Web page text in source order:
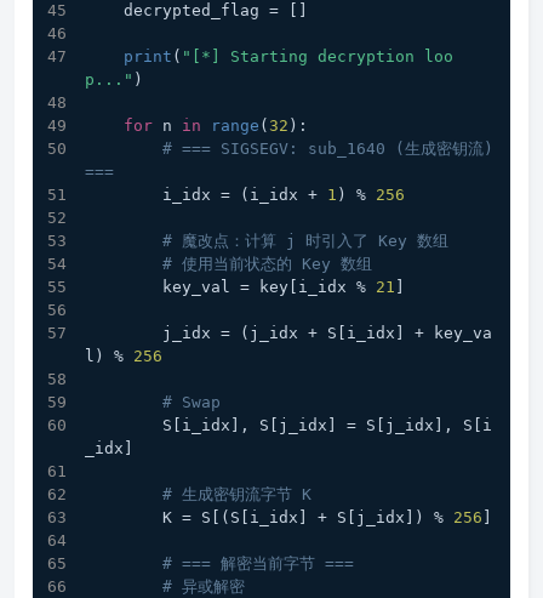
    decrypted_flag = []
print ( "[*] Starting decryption loo
p..." )
for n in range ( 32 ):
# === SIGSEGV: sub_1640 (生成密钥流)
===
        i_idx = (i_idx +
1 ) % 256
# 魔改点：计算 j 时引入了 Key 数组
# 使用当前状态的 Key 数组
        key_val = key[i_idx %
21
l) % 256
# Swap
_idx]
# 生成密钥流字节 K
        K = S[(S[i_idx] + S[j_idx]) %
256
# === 解密当前字节 ===
# 异或解密